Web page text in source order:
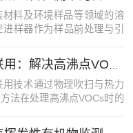
料及环境样品等领域的溶
样器作为样品前处理与引
。遵循相关法规与标准要
溯、可验证、可仲裁的基
吹扫捕集与热脱附联用：解决高沸点VOCs残留问题
技术通过物理吹扫与热力
法在处理高沸点VOCs时的
沸点有机物的检测性能，